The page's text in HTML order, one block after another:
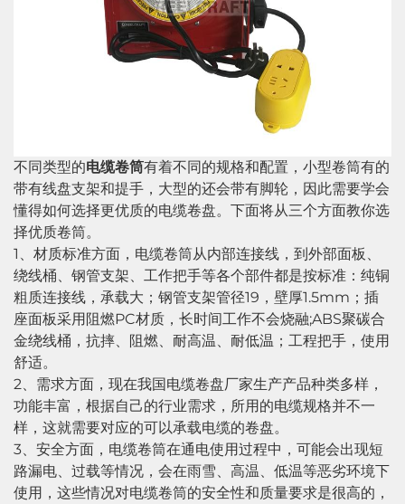
不同类型的电缆卷筒有着不同的规格和配置，小型卷筒有的
带有线盘支架和提手，大型的还会带有脚轮，因此需要学会
懂得如何选择更优质的电缆卷盘。下面将从三个方面教你选
择优质卷筒。
1、材质标准方面，电缆卷筒从内部连接线，到外部面板、
绕线桶、钢管支架、工作把手等各个部件都是按标准：纯铜
粗质连接线，承载大；钢管支架管径19，壁厚1.5mm；插
座面板采用阻燃PC材质，长时间工作不会烧融;ABS聚碳合
金绕线桶，抗摔、阻燃、耐高温、耐低温；工程把手，使用
舒适。
2、需求方面，现在我国电缆卷盘厂家生产产品种类多样，
功能丰富，根据自己的行业需求，所用的电缆规格并不一
样，这就需要对应的可以承载电缆的卷盘。
3、安全方面，电缆卷筒在通电使用过程中，可能会出现短
路漏电、过载等情况，会在雨雪、高温、低温等恶劣环境下
使用，这些情况对电缆卷筒的安全性和质量要求是很高的，